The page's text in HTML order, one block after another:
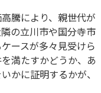
騰により、親世代が
の立川市や国分寺市
ースが多々見受けら
満たすかどうか、あ
かに証明するかが、